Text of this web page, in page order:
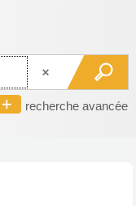
recherche avancée